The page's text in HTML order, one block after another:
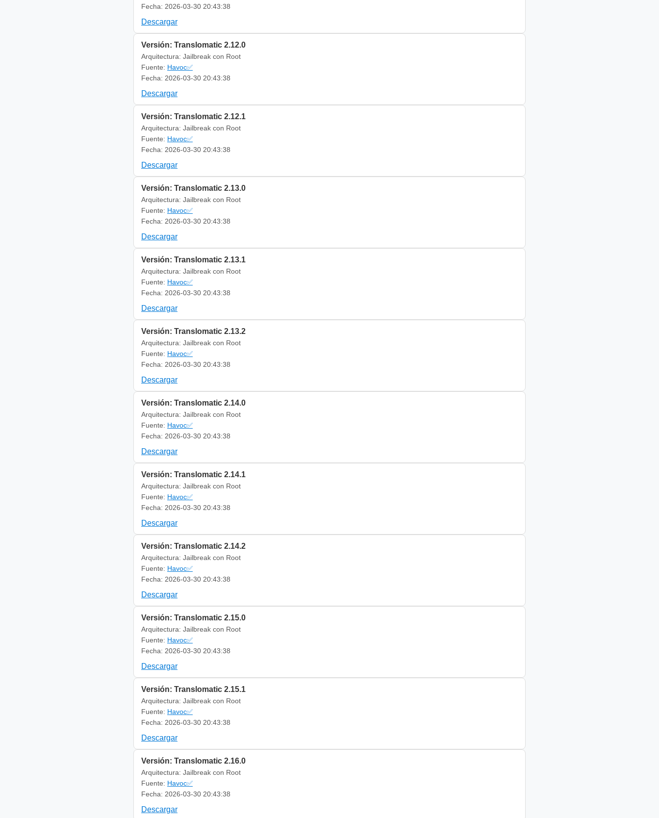
Fecha: 2026-03-30 20:43:38
Descargar
Versión: Translomatic 2.12.0
Arquitectura: Jailbreak con Root
Fuente: Havoc✅
Fecha: 2026-03-30 20:43:38
Descargar
Versión: Translomatic 2.12.1
Arquitectura: Jailbreak con Root
Fuente: Havoc✅
Fecha: 2026-03-30 20:43:38
Descargar
Versión: Translomatic 2.13.0
Arquitectura: Jailbreak con Root
Fuente: Havoc✅
Fecha: 2026-03-30 20:43:38
Descargar
Versión: Translomatic 2.13.1
Arquitectura: Jailbreak con Root
Fuente: Havoc✅
Fecha: 2026-03-30 20:43:38
Descargar
Versión: Translomatic 2.13.2
Arquitectura: Jailbreak con Root
Fuente: Havoc✅
Fecha: 2026-03-30 20:43:38
Descargar
Versión: Translomatic 2.14.0
Arquitectura: Jailbreak con Root
Fuente: Havoc✅
Fecha: 2026-03-30 20:43:38
Descargar
Versión: Translomatic 2.14.1
Arquitectura: Jailbreak con Root
Fuente: Havoc✅
Fecha: 2026-03-30 20:43:38
Descargar
Versión: Translomatic 2.14.2
Arquitectura: Jailbreak con Root
Fuente: Havoc✅
Fecha: 2026-03-30 20:43:38
Descargar
Versión: Translomatic 2.15.0
Arquitectura: Jailbreak con Root
Fuente: Havoc✅
Fecha: 2026-03-30 20:43:38
Descargar
Versión: Translomatic 2.15.1
Arquitectura: Jailbreak con Root
Fuente: Havoc✅
Fecha: 2026-03-30 20:43:38
Descargar
Versión: Translomatic 2.16.0
Arquitectura: Jailbreak con Root
Fuente: Havoc✅
Fecha: 2026-03-30 20:43:38
Descargar